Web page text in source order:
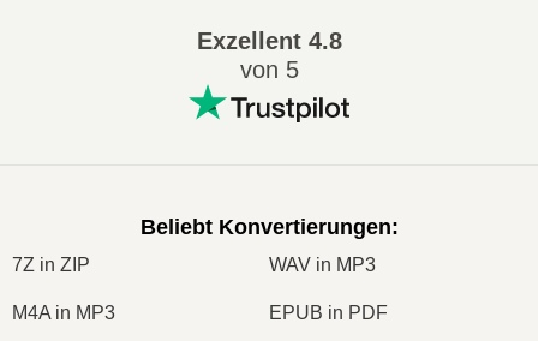
Exzellent4.8
von 5
Beliebt Konvertierungen:
7Z in ZIP WAV in MP3
M4A in MP3 EPUB in PDF